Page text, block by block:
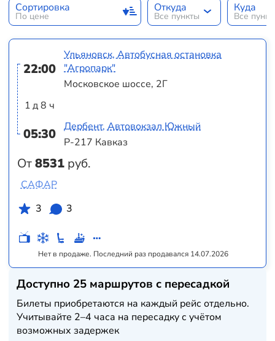
Сортировка
По цене
Откуда
Все пункты
Куда
Все
22:00
1 д 8 ч
05:30
От8531 руб.
Ульяновск, Автобусная остановка
"Агропарк"
Московское шоссе, 2Г
Дербент, Автовокзал Южный
Р-217 Кавказ
Нет в продаже. Последний раз продавался 14.07.2026
САФАР
3
3
Доступно 25 маршрутов с пересадкой
Билеты приобретаются на каждый рейс отдельно.
Учитывайте 2–4 часа на пересадку с учётом
возможных задержек